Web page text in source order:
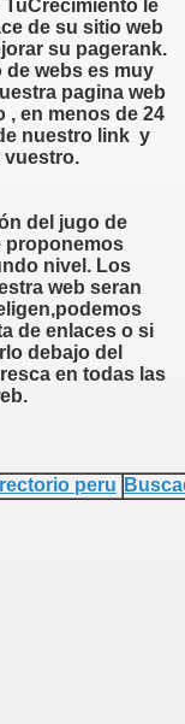
le
de su sitio web
su pagerank.
de webs es muy
pagina web
, en menos de 24
nuestro link y
vuestro.
del jugo de
proponemos
nivel. Los
web seran
de enlaces o si
debajo del
en todas las
peru